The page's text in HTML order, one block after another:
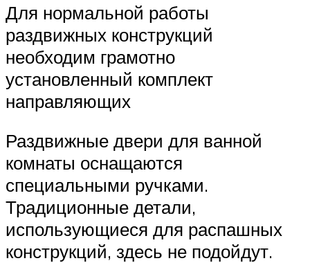
Для нормальной работы
раздвижных конструкций
необходим грамотно
установленный комплект
направляющих
Раздвижные двери для ванной
комнаты оснащаются
специальными ручками.
Традиционные детали,
использующиеся для распашных
конструкций, здесь не подойдут.